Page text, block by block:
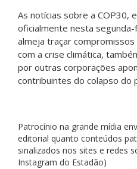
As notícias sobre a COP30,
oficialmente nesta
almeja traçar
com a crise climática,
por outras corporações
contribuintes do colapso do
Patrocínio na grande mídia
editorial quanto conteúdos
sinalizados nos sites e redes
Instagram do Estadão)